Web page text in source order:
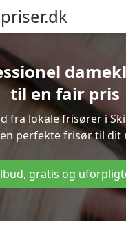
til en fair pris
fra lokale frisører i
perfekte frisør til dit
gratis og